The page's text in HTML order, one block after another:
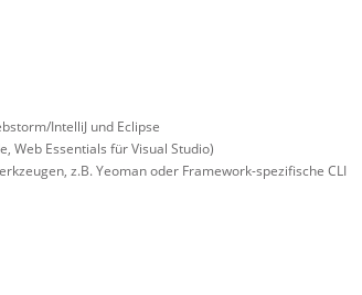
IntelliJ und Eclipse
Web Essentials für Visual Studio)
z.B. Yeoman oder Framework-spezifische CLI